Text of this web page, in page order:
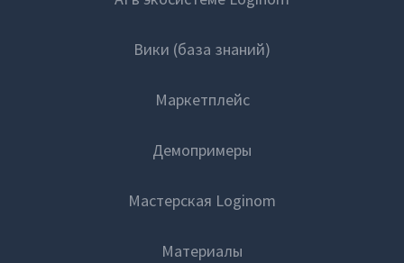
Вики (база знаний)
Маркетплейс
Демопримеры
Мастерская Loginom
Материалы